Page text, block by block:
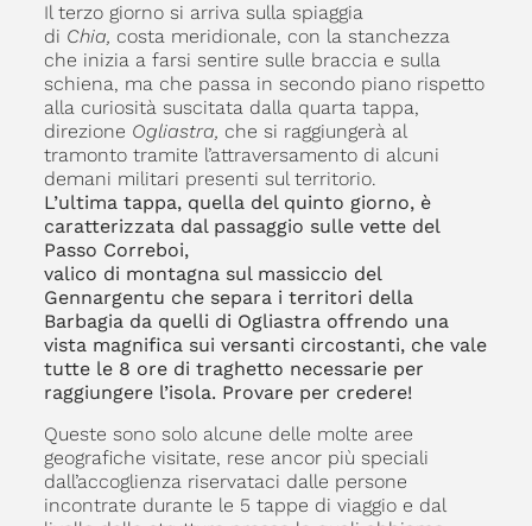
Il terzo giorno si arriva sulla spiaggia
di Chia, costa meridionale, con la stanchezza
che inizia a farsi sentire sulle braccia e sulla
schiena, ma che passa in secondo piano rispetto
alla curiosità suscitata dalla quarta tappa,
direzione Ogliastra, che si raggiungerà al
tramonto tramite l’attraversamento di alcuni
demani militari presenti sul territorio.
L’ultima tappa, quella del quinto giorno, è
caratterizzata dal passaggio sulle vette del
Passo Correboi,
valico di montagna sul massiccio del
Gennargentu che separa i territori della
Barbagia da quelli di Ogliastra offrendo una
vista magnifica sui versanti circostanti, che vale
tutte le 8 ore di traghetto necessarie per
raggiungere l’isola. Provare per credere!
Queste sono solo alcune delle molte aree
geografiche visitate, rese ancor più speciali
dall’accoglienza riservataci dalle persone
incontrate durante le 5 tappe di viaggio e dal